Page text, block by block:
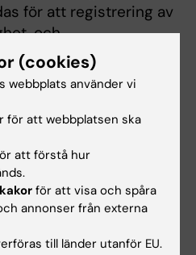
för att registrering av
och
position i
(cookies)
webbplats använder vi
för att webbplatsen ska
att förstå hur
för att visa och spåra
annonser från externa
till länder utanför EU.